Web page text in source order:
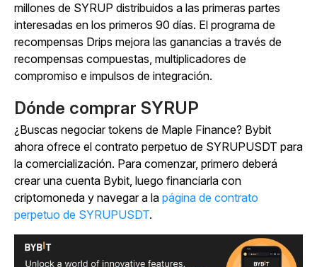
millones de SYRUP distribuidos a las primeras partes
interesadas en los primeros 90 días. El programa de
recompensas Drips mejora las ganancias a través de
recompensas compuestas, multiplicadores de
compromiso e impulsos de integración.
Dónde comprar SYRUP
¿Buscas negociar tokens de Maple Finance? Bybit
ahora ofrece el contrato perpetuo de SYRUPUSDT para
la comercialización. Para comenzar, primero deberá
crear una cuenta Bybit, luego financiarla con
criptomoneda y navegar a la página de contrato
perpetuo de SYRUPUSDT.